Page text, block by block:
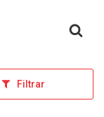
Filtrar